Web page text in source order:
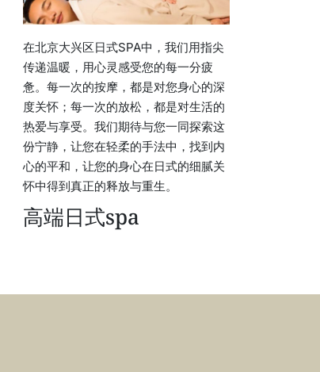
在北京大兴区日式SPA中，我们用指尖
传递温暖，用心灵感受您的每一分疲
惫。每一次的按摩，都是对您身心的深
度关怀；每一次的放松，都是对生活的
热爱与享受。我们期待与您一同探索这
份宁静，让您在轻柔的手法中，找到内
心的平和，让您的身心在日式的细腻关
怀中得到真正的释放与重生。
高端日式spa